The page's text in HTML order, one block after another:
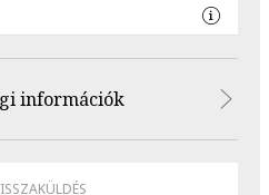
információk